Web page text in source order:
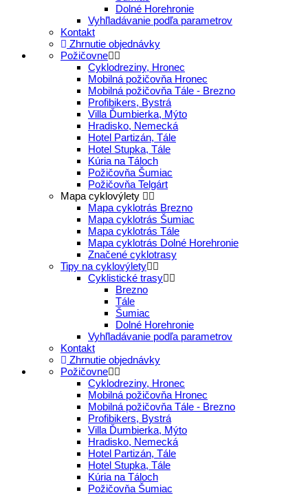
Dolné Horehronie
Vyhľladávanie podľa parametrov
Kontakt
Zhrnutie objednávky
Požičovne
Cyklodreziny, Hronec
Mobilná požičovňa Hronec
Mobilná požičovňa Tále - Brezno
Profibikers, Bystrá
Villa Ďumbierka, Mýto
Hradisko, Nemecká
Hotel Partizán, Tále
Hotel Stupka, Tále
Kúria na Táloch
Požičovňa Šumiac
Požičovňa Telgárt
Mapa cyklovýlety
Mapa cyklotrás Brezno
Mapa cyklotrás Šumiac
Mapa cyklotrás Tále
Mapa cyklotrás Dolné Horehronie
Značené cyklotrasy
Tipy na cyklovýlety
Cyklistické trasy
Brezno
Tále
Šumiac
Dolné Horehronie
Vyhľladávanie podľa parametrov
Kontakt
Zhrnutie objednávky
Požičovne
Cyklodreziny, Hronec
Mobilná požičovňa Hronec
Mobilná požičovňa Tále - Brezno
Profibikers, Bystrá
Villa Ďumbierka, Mýto
Hradisko, Nemecká
Hotel Partizán, Tále
Hotel Stupka, Tále
Kúria na Táloch
Požičovňa Šumiac